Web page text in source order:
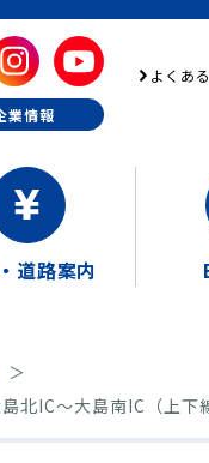
業情報
よくあ
道路案内
北IC～大島南IC（上